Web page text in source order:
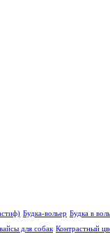
Будка-вольер Будка в
для собак Контрастный